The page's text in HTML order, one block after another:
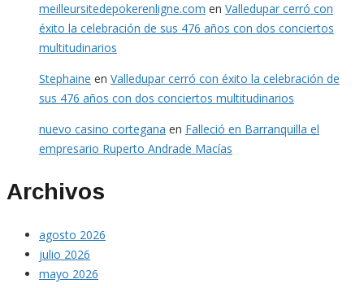
meilleursitedepokerenligne.com en Valledupar cerró con
éxito la celebración de sus 476 años con dos conciertos
multitudinarios
Stephaine en Valledupar cerró con éxito la celebración de
sus 476 años con dos conciertos multitudinarios
nuevo casino cortegana en Falleció en Barranquilla el
empresario Ruperto Andrade Macías
Archivos
agosto 2026
julio 2026
mayo 2026